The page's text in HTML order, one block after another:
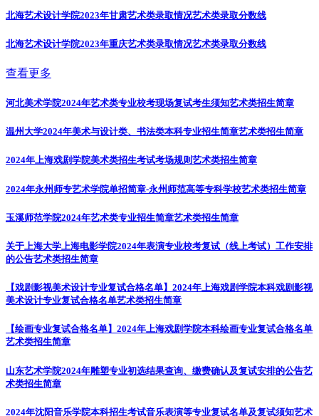
北海艺术设计学院2023年甘肃艺术类录取情况艺术类录取分数线
北海艺术设计学院2023年重庆艺术类录取情况艺术类录取分数线
查看更多
河北美术学院2024年艺术类专业校考现场复试考生须知艺术类招生简章
温州大学2024年美术与设计类、书法类本科专业招生简章艺术类招生简章
2024年上海戏剧学院美术类招生考试考场规则艺术类招生简章
2024年永州师专艺术学院单招简章-永州师范高等专科学校艺术类招生简章
玉溪师范学院2024年艺术类专业招生简章艺术类招生简章
关于上海大学上海电影学院2024年表演专业校考复试（线上考试）工作安排
的公告艺术类招生简章
【戏剧影视美术设计专业复试合格名单】2024年上海戏剧学院本科戏剧影视
美术设计专业复试合格名单艺术类招生简章
【绘画专业复试合格名单】2024年上海戏剧学院本科绘画专业复试合格名单
艺术类招生简章
山东艺术学院2024年雕塑专业初选结果查询、缴费确认及复试安排的公告艺
术类招生简章
2024年沈阳音乐学院本科招生考试音乐表演等专业复试名单及复试须知艺术